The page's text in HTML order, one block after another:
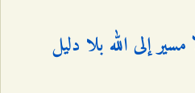
إلى الله بلا دليل